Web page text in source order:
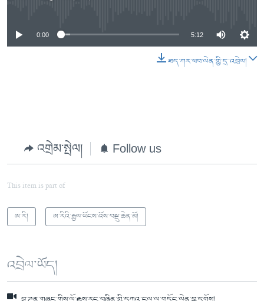
0:00 5:12
ཐད་ཀར་ཕབ་ལེན་གྱི་དྲ་འབྲེལ།
འགྲེམ་སྤེལ། Follow us
This item is part of
ཨ་རི། ཨ་རིའི་རྒྱལ་ཡོངས་འོས་བསྡུ་ཆེན་མོ།
འབྲེལ་ཡོད།